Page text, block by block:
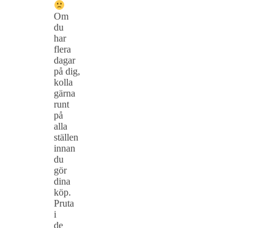
Om
du
har
flera
dagar
på dig,
kolla
gärna
runt
på
alla
ställen
innan
du
gör
dina
köp.
Pruta
i
de